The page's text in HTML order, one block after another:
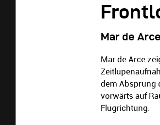
Mar de
Mar de Arce
dem Absprung
vorwärts auf
Flugrichtung.